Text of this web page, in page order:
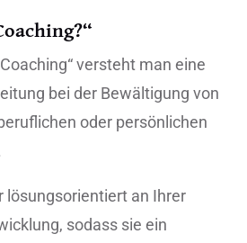
versteht man eine
bei der Bewältigung von
oder persönlichen
lösungsorientiert an Ihrer
sodass sie ein